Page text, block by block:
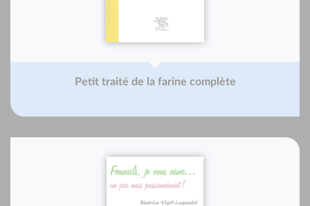
Petit traité de la farine complète